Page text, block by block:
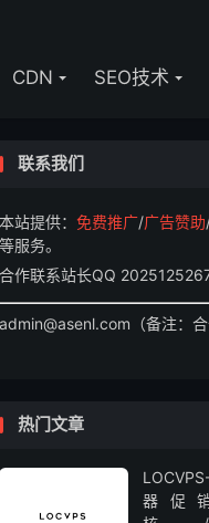
CDN SEO技术
联系我们
本站提供： 免费推广/广告赞助
等服务。
合作联系站长QQ
admin@asenl.com（备注：合
热门文章
器促